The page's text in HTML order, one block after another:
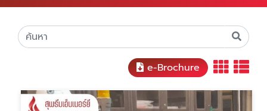
e-Brochure